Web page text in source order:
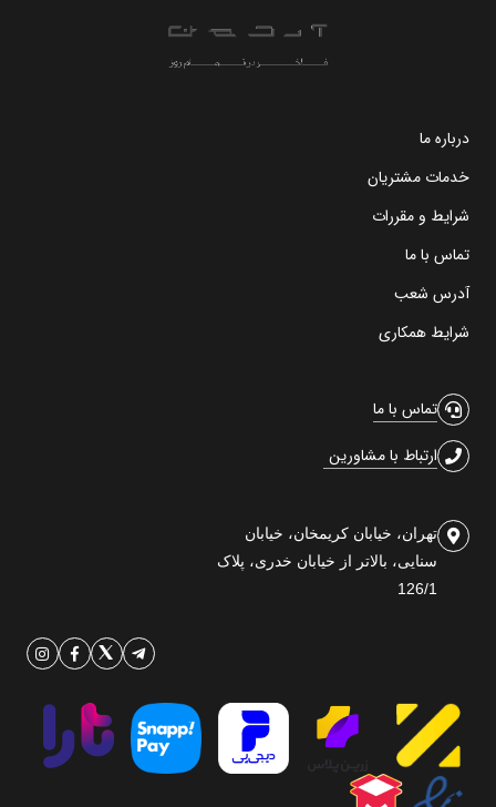
درباره ما
خدمات مشتریان
شرایط و مقررات
تماس با ما
آدرس شعب
شرایط همکاری
تماس با ما
ارتباط با مشاورین
تهران، خیابان کریمخان، خیابان
سنایی، بالاتر از خیابان خدری، پلاک
126/1